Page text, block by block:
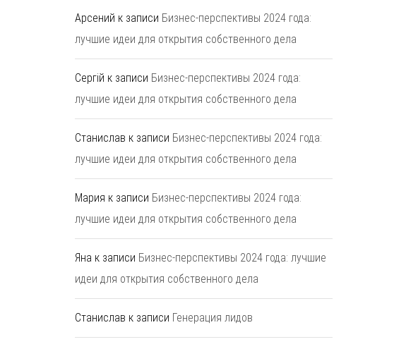
Арсений к записи Бизнес-перспективы 2024 года:
лучшие идеи для открытия собственного дела
Сергій к записи Бизнес-перспективы 2024 года:
лучшие идеи для открытия собственного дела
Станислав к записи Бизнес-перспективы 2024 года:
лучшие идеи для открытия собственного дела
Мария к записи Бизнес-перспективы 2024 года:
лучшие идеи для открытия собственного дела
Яна к записи Бизнес-перспективы 2024 года: лучшие
идеи для открытия собственного дела
Станислав к записи Генерация лидов